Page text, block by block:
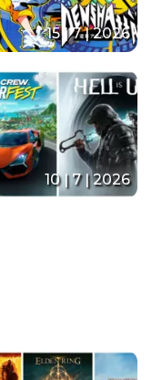
15 | 7 | 2026
10 | 7 | 2026